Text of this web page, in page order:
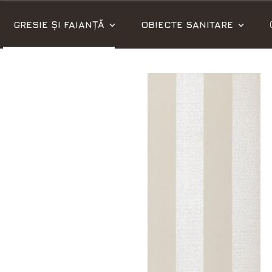
GRESIE ȘI FAIANȚĂ OBIECTE SANITARE